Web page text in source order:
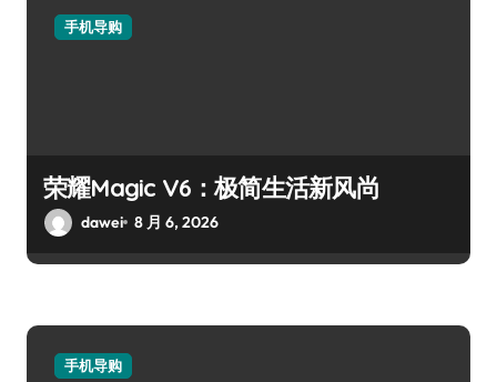
手机导购
荣耀Magic V6：极简生活新风尚
dawei 8 月 6, 2026
手机导购